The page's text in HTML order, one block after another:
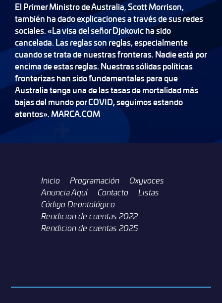
El Primer Ministro de Australia, Scott Morrison,
también ha dado explicaciones a través de sus redes
sociales. «La visa del señor Djokovic ha sido
cancelada. Las reglas son reglas, especialmente
cuando se trata de nuestras fronteras. Nadie está por
encima de estas reglas. Nuestras sólidas políticas
fronterizas han sido fundamentales para que
Australia tenga una de las tasas de mortalidad más
bajas del mundo por COVID, seguimos estando
atentos». MARCA.COM
Inicio Programación
Oxyvoces
Anuncia Aquí
Contacto
Listas
Código Deontológico
Rendicion de cuentas 2022
Rendicion de cuentas 2025